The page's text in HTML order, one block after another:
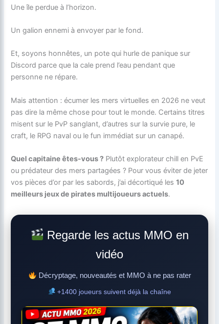
Une île perdue à l’horizon.
Un galion ennemi à envoyer par le fond.
Et, soyons honnêtes, un pote qui hurle de panique sur
Discord parce que la cale prend l’eau pendant que
personne ne répare.
Mais attention : écumer les mers virtuelles en 2026 ne veut
pas dire la même chose pour tout le monde. Certains titres
misent sur le PvP sanglant, d’autres sur la survie pure, le
craft, le RPG naval ou le fun immédiat sur un canapé.
Quel capitaine êtes-vous ? Plutôt explorateur chill en PvE
ou prédateur des mers partagées ? Pour vous éviter de jeter
vos pièces d’or par les sabords, j’ai décortiqué les10
meilleurs jeux de pirates multijoueurs actuels.
Regarde les actus MMO en
vidéo
Décryptage, nouveautés et MMO à ne pas rater
+1400 joueurs suivent déjà la chaîne